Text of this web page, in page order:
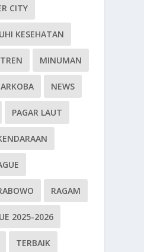
CITY
KESEHATAN
MINUMAN
NEWS
PAGAR LAUT
RAGAM
2025-2026
TERBAIK